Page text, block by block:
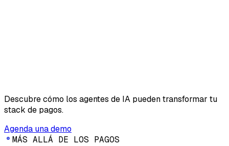
Descubre cómo los agentes de IA pueden transformar tu
stack de pagos.
Agenda una demo
MÁS ALLÁ DE LOS PAGOS